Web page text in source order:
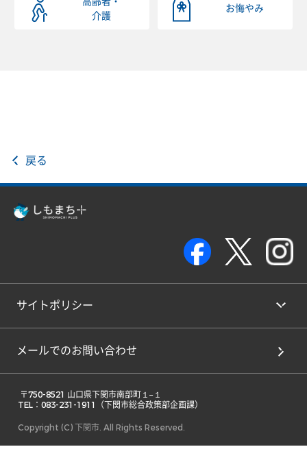
介護
お悔やみ
戻る
サイトポリシー
メールでのお問い合わせ
TEL：083-231-1911（下関市総合政策部企画課）
Copyright (C) 下関市. All Rights Reserved.